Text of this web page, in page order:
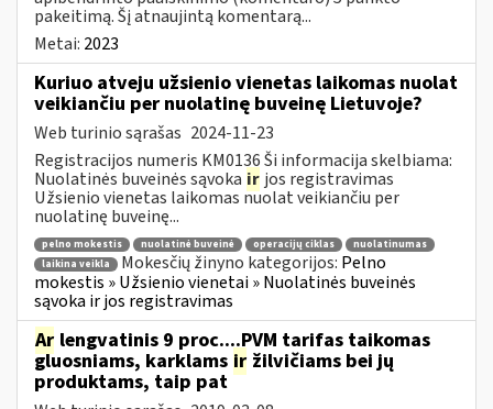
pakeitimą. Šį atnaujintą komentarą...
Metai: 2023
Kuriuo atveju užsienio vienetas laikomas nuolat
veikiančiu per nuolatinę buveinę Lietuvoje?
Web turinio sąrašas 2024-11-23
Registracijos numeris KM0136 Ši informacija skelbiama:
Nuolatinės buveinės sąvoka ir jos registravimas
Užsienio vienetas laikomas nuolat veikiančiu per
nuolatinę buveinę...
pelno mokestis nuolatinė buveinė operacijų ciklas
nuolatinumas
laikina veikla
Mokesčių žinyno kategorijos: Pelno
mokestis » Užsienio vienetai » Nuolatinės buveinės
sąvoka ir jos registravimas
Ar lengvatinis 9 proc....PVM tarifas taikomas
gluosniams, karklams ir žilvičiams bei jų
produktams, taip pat